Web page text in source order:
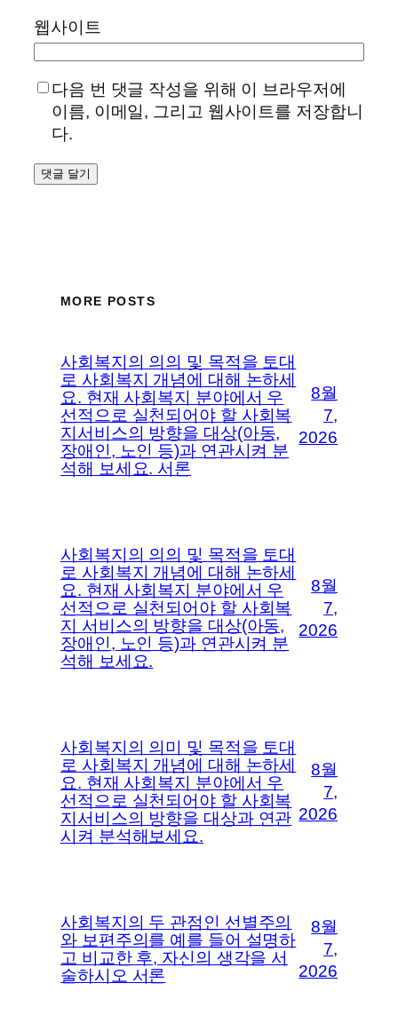
웹사이트
다음 번 댓글 작성을 위해 이 브라우저에
이름, 이메일, 그리고 웹사이트를 저장합니
다.
MORE POSTS
사회복지의 의의 및 목적을 토대
로 사회복지 개념에 대해 논하세
요. 현재 사회복지 분야에서 우
선적으로 실천되어야 할 사회복
지서비스의 방향을 대상(아동,
장애인, 노인 등)과 연관시켜 분
석해 보세요. 서론
8월
7,
2026
사회복지의 의의 및 목적을 토대
로 사회복지 개념에 대해 논하세
요. 현재 사회복지 분야에서 우
선적으로 실천되어야 할 사회복
지 서비스의 방향을 대상(아동,
장애인, 노인 등)과 연관시켜 분
석해 보세요.
8월
7,
2026
사회복지의 의미 및 목적을 토대
로 사회복지 개념에 대해 논하세
요. 현재 사회복지 분야에서 우
선적으로 실천되어야 할 사회복
지서비스의 방향을 대상과 연관
시켜 분석해보세요.
8월
7,
2026
사회복지의 두 관점인 선별주의
와 보편주의를 예를 들어 설명하
고 비교한 후, 자신의 생각을 서
술하시오 서론
8월
7,
2026